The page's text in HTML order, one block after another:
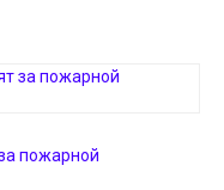
пожарной